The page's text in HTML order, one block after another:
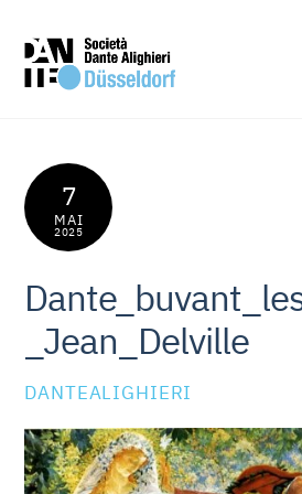
content
7
MAI
2025
_Jean_Delville
DANTEALIGHIERI